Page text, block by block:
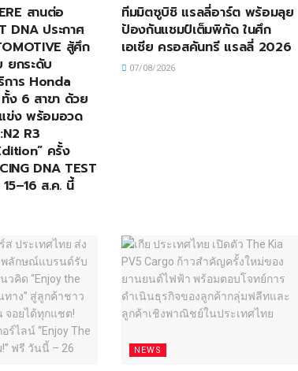
สานต่อ
DNA ประกาศ
สู้ศึก
ยกระดับ
การ Honda
ง 6 สาขา ด้วย
แข่ง พร้อมอวด
R3
ครั้ง
DNA TEST
ส.ค. นี้
ทีมมิตซูบิชิ แรลลี่อาร์ต พร้อมลุย
ป้องกันแชมป์เต็มพิกัด ในศึก
เอเชีย ครอสคันทรี แรลลี่ 2026
07/08/2026
NEWS